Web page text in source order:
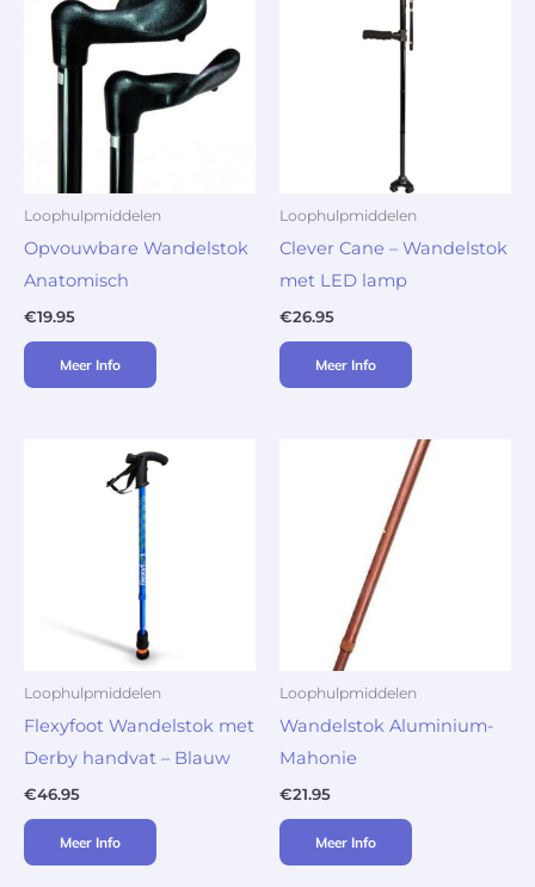
Loophulpmiddelen
Opvouwbare Wandelstok
Anatomisch
€19.95
Meer Info
Loophulpmiddelen
Clever Cane – Wandelstok
met LED lamp
€26.95
Meer Info
Loophulpmiddelen
Flexyfoot Wandelstok met
Derby handvat – Blauw
€46.95
Meer Info
Loophulpmiddelen
Wandelstok Aluminium-
Mahonie
€21.95
Meer Info